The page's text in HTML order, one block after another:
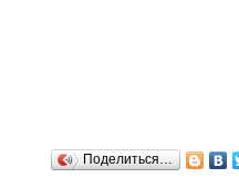
Поделиться…